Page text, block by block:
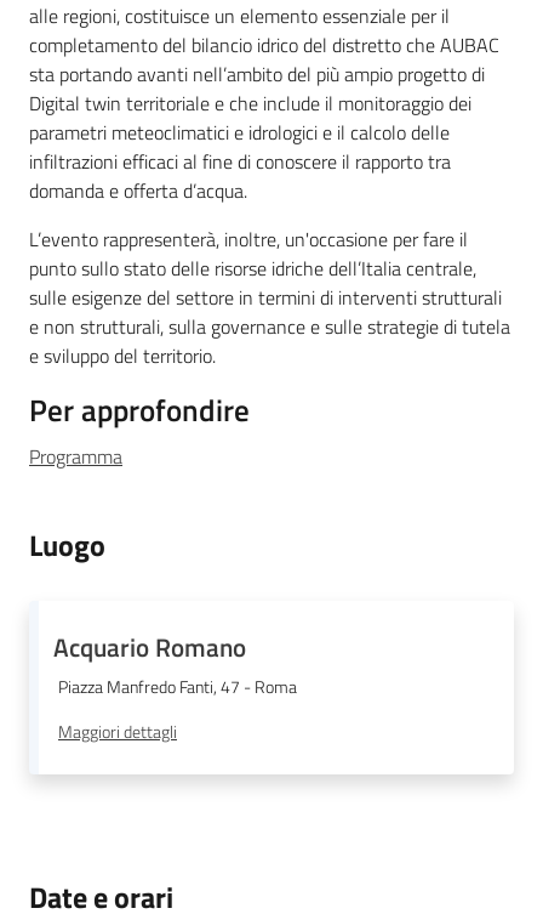
Regione
Emilia-
Romagna
Regione
Servizi
Leggi Atti Bandi
Argomenti
alle regioni, costituisce un elemento essenziale per il
completamento del bilancio idrico del distretto che AUBAC
sta portando avanti nell’ambito del più ampio progetto di
Digital twin territoriale e che include il monitoraggio dei
parametri meteoclimatici e idrologici e il calcolo delle
infiltrazioni efficaci al fine di conoscere il rapporto tra
domanda e offerta d’acqua.
L’evento rappresenterà, inoltre, un'occasione per fare il
punto sullo stato delle risorse idriche dell’Italia centrale,
sulle esigenze del settore in termini di interventi strutturali
e non strutturali, sulla governance e sulle strategie di tutela
e sviluppo del territorio.
Per approfondire
Programma
Luogo
Acquario Romano
Piazza Manfredo Fanti, 47 - Roma
Maggiori dettagli
Date e orari